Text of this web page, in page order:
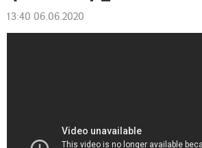
13:40 06.06.2020